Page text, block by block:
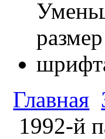
Главная
1992-й